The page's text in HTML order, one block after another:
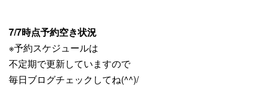
7/7時点予約空き状況
※予約スケジュールは
不定期で更新していますので
毎日ブログチェックしてね(^^)/